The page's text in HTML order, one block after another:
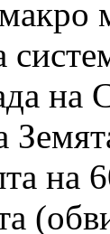
на
на